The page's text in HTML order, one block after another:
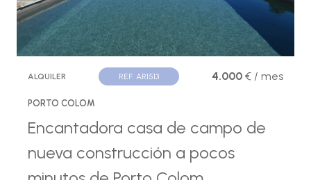
ALQUILER REF. AR1513 4.000 € / mes
PORTO COLOM
Encantadora casa de campo de
nueva construcción a pocos